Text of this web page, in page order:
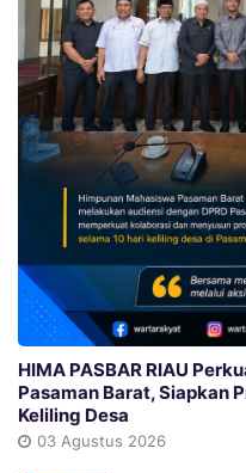
HIMA PASBAR RIAU
Pasaman Barat, Siapkan
Keliling Desa
03 Agustus 2026